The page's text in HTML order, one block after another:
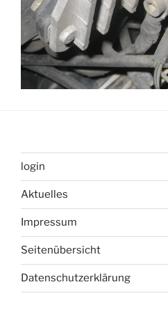
login
Aktuelles
Impressum
Seitenübersicht
Datenschutzerklärung